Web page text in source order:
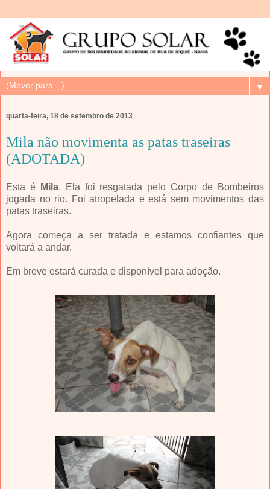
▼
quarta-feira, 18 de setembro de 2013
Mila não movimenta as patas traseiras
(ADOTADA)
Esta é Mila. Ela foi resgatada pelo Corpo de Bombeiros
jogada no rio. Foi atropelada e está sem movimentos das
patas traseiras.
Agora começa a ser tratada e estamos confiantes que
voltará a andar.
Em breve estará curada e disponível para adoção.